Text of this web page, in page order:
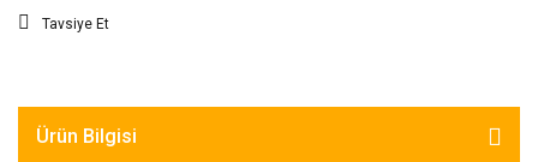
Tavsiye Et
Ürün Bilgisi